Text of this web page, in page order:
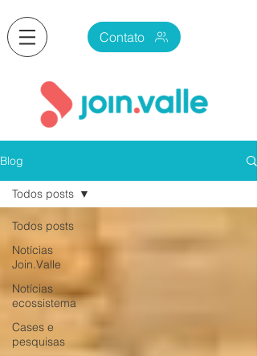
Contato
Blog
Todos posts
Notícias
Join.Valle
Notícias
ecossistema
Cases e
pesquisas
Todos posts